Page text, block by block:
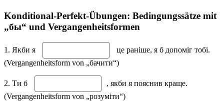
Konditional-Perfekt-Übungen: Bedingungssätze mit
„бы“ und Vergangenheitsformen
1. Якби я
це раніше, я б допоміг тобі.
(Vergangenheitsform von „бачити“)
2. Ти б
, якби я пояснив краще.
(Vergangenheitsform von „розуміти“)